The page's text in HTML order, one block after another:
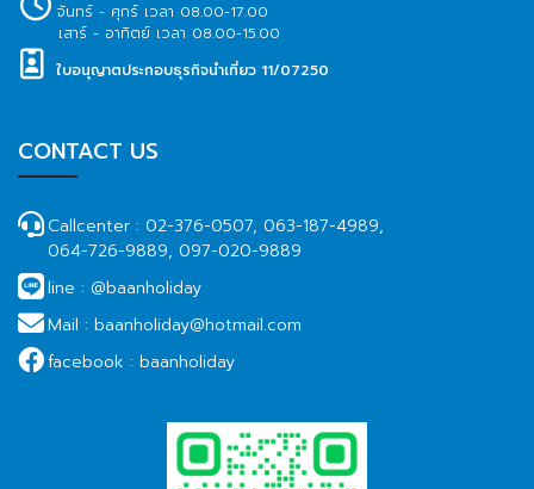
จันทร์ - ศุกร์ เวลา 08.00-17.00
เสาร์ - อาทิตย์ เวลา 08.00-15.00
ใบอนุญาตประกอบธุรกิจนำเที่ยว 11/07250
CONTACT US
Callcenter : 02-376-0507, 063-187-4989,
064-726-9889, 097-020-9889
line : @baanholiday
Mail : baanholiday@hotmail.com
facebook : baanholiday